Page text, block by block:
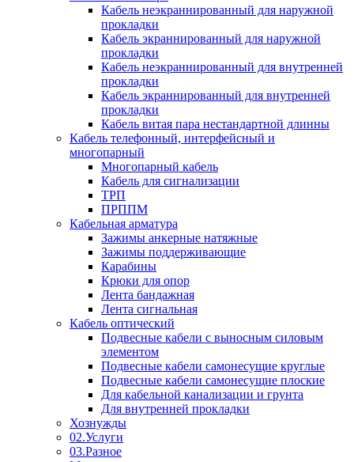
Кабель неэкраннированный для наружной
прокладки
Кабель экраннированный для наружной
прокладки
Кабель неэкраннированный для внутренней
прокладки
Кабель экраннированный для внутренней
прокладки
Кабель витая пара нестандартной длинны
Кабель телефонный, интерфейсный и
многопарный
Многопарный кабель
Кабель для сигнализации
ТРП
ПРППМ
Кабельная арматура
Зажимы анкерные натяжные
Зажимы поддерживающие
Карабины
Крюки для опор
Лента бандажная
Лента сигнальная
Кабель оптический
Подвесные кабели с выносным силовым
элементом
Подвесные кабели самонесущие круглые
Подвесные кабели самонесущие плоские
Для кабельной канализации и грунта
Для внутренней прокладки
Хознужды
02.Услуги
03.Разное